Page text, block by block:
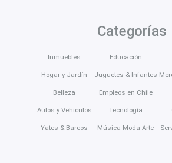
Categorías
Inmuebles
Hogar y Jardín
Belleza
Autos y Vehículos
Yates & Barcos
Educación
Juguetes & Infantes
Empleos en Chile
Tecnología
Música Moda Arte